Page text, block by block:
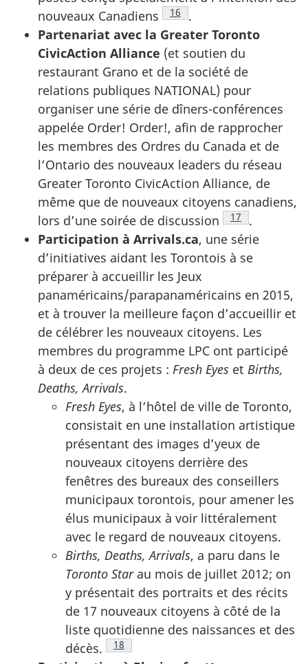
nouveaux Canadiens
Note de bas de page
16
.
Partenariat avec la Greater Toronto
CivicAction Alliance (et soutien du
restaurant Grano et de la société de
relations publiques NATIONAL) pour
organiser une série de dîners-conférences
appelée Order! Order!, afin de rapprocher
les membres des Ordres du Canada et de
l’Ontario des nouveaux leaders du réseau
Greater Toronto CivicAction Alliance, de
même que de nouveaux citoyens canadiens,
lors d’une soirée de discussion
Note de bas de
17
.
Participation à Arrivals.ca, une série
d’initiatives aidant les Torontois à se
préparer à accueillir les Jeux
panaméricains/parapanaméricains en 2015,
et à trouver la meilleure façon d’accueillir et
de célébrer les nouveaux citoyens. Les
membres du programme LPC ont participé
à deux de ces projets : Fresh Eyes et Births,
Deaths, Arrivals.
Fresh Eyes, à l’hôtel de ville de Toronto,
consistait en une installation artistique
présentant des images d’yeux de
nouveaux citoyens derrière des
fenêtres des bureaux des conseillers
municipaux torontois, pour amener les
élus municipaux à voir littéralement
avec le regard de nouveaux citoyens.
Births, Deaths, Arrivals, a paru dans le
Toronto Starau mois de juillet 2012; on
y présentait des portraits et des récits
de 17 nouveaux citoyens à côté de la
liste quotidienne des naissances et des
décès.
Note de bas de page
18